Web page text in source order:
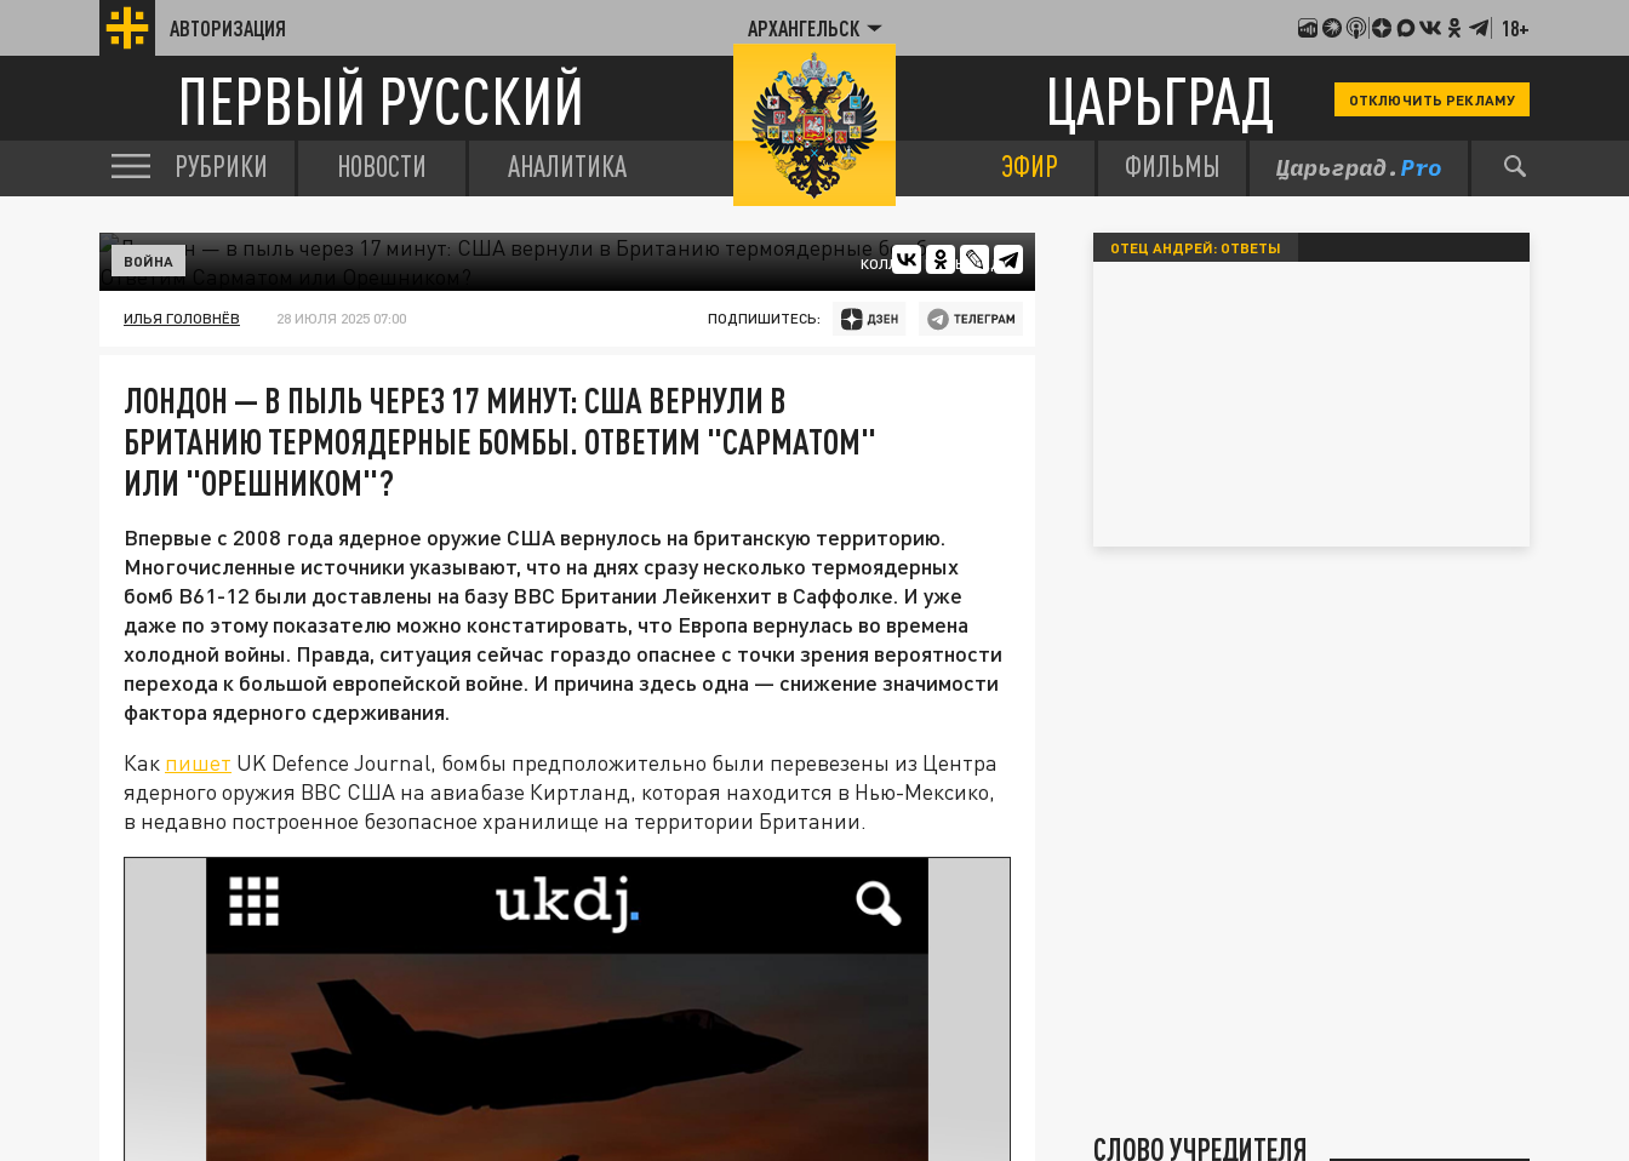
АВТОРИЗАЦИЯ АРХАНГЕЛЬСК 18+
ПЕРВЫЙ РУССКИЙ ЦАРЬГРАД ОТКЛЮЧИТЬ РЕКЛАМУ
РУБРИКИ НОВОСТИ АНАЛИТИКА ЭФИР ФИЛЬМЫ
КОЛЛАЖ ЦАРЬГРАДА
ВОЙНА
ИЛЬЯ ГОЛОВНЁВ 28 ИЮЛЯ 2025 07:00 ПОДПИШИТЕСЬ:
ЛОНДОН — В ПЫЛЬ ЧЕРЕЗ 17 МИНУТ: США ВЕРНУЛИ В
БРИТАНИЮ ТЕРМОЯДЕРНЫЕ БОМБЫ. ОТВЕТИМ "САРМАТОМ"
ИЛИ "ОРЕШНИКОМ"?
Впервые с 2008 года ядерное оружие США вернулось на британскую территорию.
Многочисленные источники указывают, что на днях сразу несколько термоядерных
бомб B61-12 были доставлены на базу ВВС Британии Лейкенхит в Саффолке. И уже
даже по этому показателю можно констатировать, что Европа вернулась во времена
холодной войны. Правда, ситуация сейчас гораздо опаснее с точки зрения вероятности
перехода к большой европейской войне. И причина здесь одна — снижение значимости
фактора ядерного сдерживания.
Как пишет UK Defence Journal, бомбы предположительно были перевезены из Центра
ядерного оружия ВВС США на авиабазе Киртланд, которая находится в Нью-Мексико,
в недавно построенное безопасное хранилище на территории Британии.
ОТЕЦ АНДРЕЙ: ОТВЕТЫ
СЛОВО УЧРЕДИТЕЛЯ